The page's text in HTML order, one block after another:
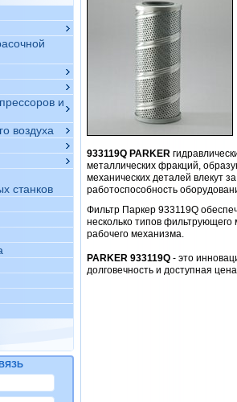
и
воздуха
станков
933119Q PARKER
металлических фракций,
механических деталей влекут
работоспособность
Фильтр Паркер 933119Q
несколько типов фильтрующего
рабочего механизма.
PARKER 933119Q- это
долговечность и доступная